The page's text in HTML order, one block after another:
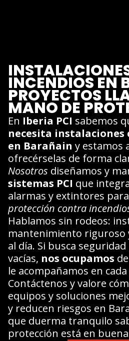
INCENDIOS EN
PROYECTOS
MANO DE
En Iberia PCI sabemos
necesita
en Barañain y estamos
ofrecérselas de forma
Nosotros diseñamos y
sistemas PCI que
alarmas y extintores
protección contra
Hablamos sin rodeos:
mantenimiento riguroso
al día. Si busca
vacías, nos ocupamos
le acompañamos en
Contáctenos y valore
equipos y soluciones
y reducen riesgos en
que duerma tranquilo
protección está en